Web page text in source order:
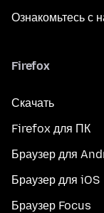
Ознакомьтесь с
Firefox
Скачать
Firefox для ПК
Браузер для
Браузер для iOS
Браузер Focus